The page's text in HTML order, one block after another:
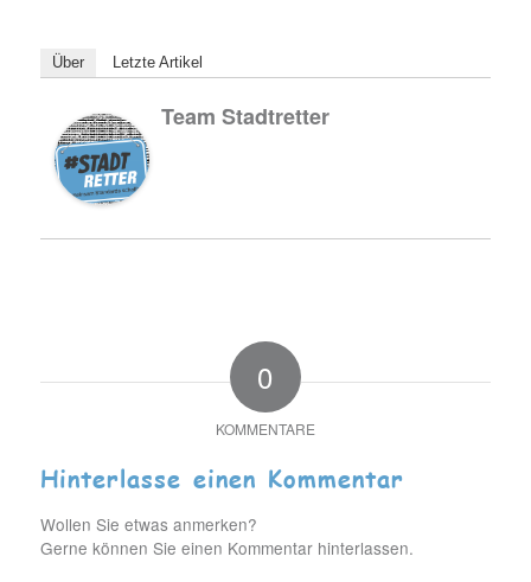
Über Letzte Artikel
Team Stadtretter
0
KOMMENTARE
Hinterlasse einen Kommentar
Wollen Sie etwas anmerken?
Gerne können Sie einen Kommentar hinterlassen.